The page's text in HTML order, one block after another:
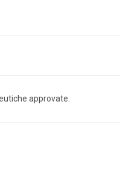
approvate.